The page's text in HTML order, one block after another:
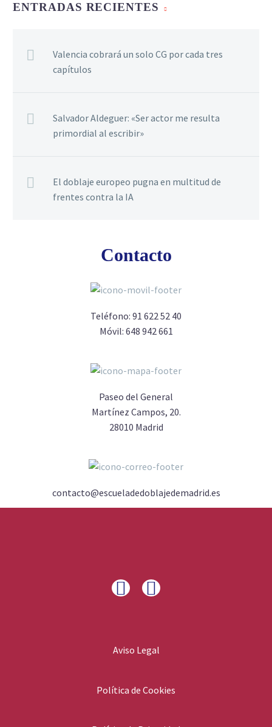
ENTRADAS RECIENTES
Valencia cobrará un solo CG por cada tres
capítulos
Salvador Aldeguer: «Ser actor me resulta
primordial al escribir»
El doblaje europeo pugna en multitud de
frentes contra la IA
Contacto
Teléfono: 91 622 52 40
Móvil: 648 942 661
Paseo del General
Martínez Campos, 20.
28010 Madrid
contacto@escueladedoblajedemadrid.es
Aviso Legal
Política de Cookies